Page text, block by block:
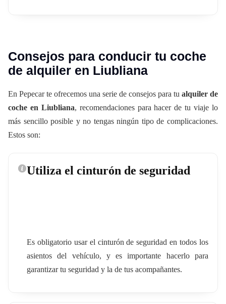
Consejos para conducir tu coche
de alquiler en Liubliana
En Pepecar te ofrecemos una serie de consejos para tu alquiler de
coche en Liubliana, recomendaciones para hacer de tu viaje lo
más sencillo posible y no tengas ningún tipo de complicaciones.
Estos son:
Utiliza el cinturón de seguridad
Es obligatorio usar el cinturón de seguridad en todos los
asientos del vehículo, y es importante hacerlo para
garantizar tu seguridad y la de tus acompañantes.